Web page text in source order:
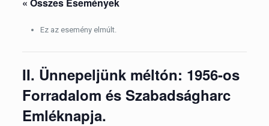
Ez az esemény elmúlt.
II. Ünnepeljünk méltón: 1956-os
Forradalom és Szabadságharc
Emléknapja.